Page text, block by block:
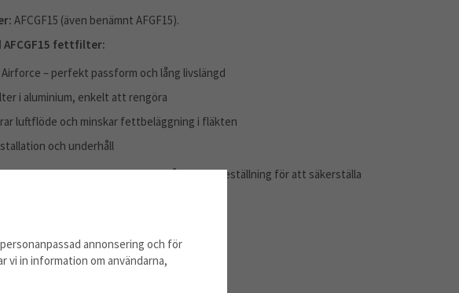
AFCGF15 (även benämnt AFGF15).
AFCGF15 fettfilter:
Airforce – perfekt passform och lång livslängd
i aluminium, enkelt att rengöra
luftflöde och minskar fettbeläggning i fläkten
och underhåll
alltid modellnummer eller filtermått innan beställning för att säkerställa
annonsering och för
vi in information om användarna,